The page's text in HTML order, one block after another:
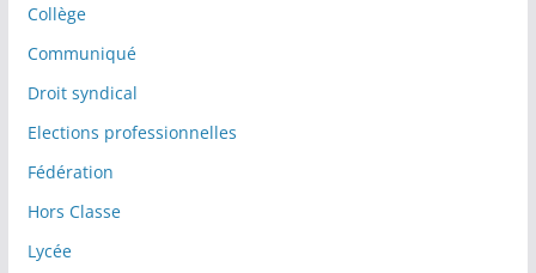
Collège
Communiqué
Droit syndical
Elections professionnelles
Fédération
Hors Classe
Lycée